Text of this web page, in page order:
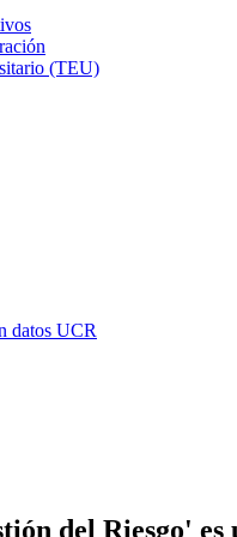
(TEU)
datos UCR
del Riesgo'